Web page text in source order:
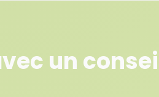
un